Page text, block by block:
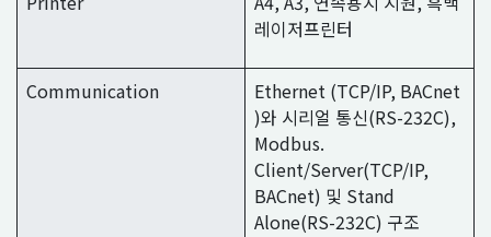
레이저프린터
Communication
Ethernet (TCP/IP, BACnet
)와 시리얼 통신(RS-232C),
Modbus.
Client/Server(TCP/IP,
BACnet) 및 Stand
Alone(RS-232C) 구조